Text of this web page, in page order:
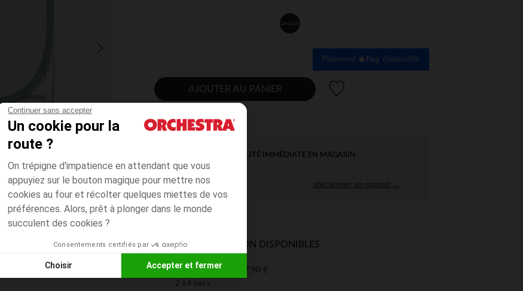
Continuer sans accepter
Un cookie pour la
route ?
On trépigne d'impatience en attendant que vous
appuyiez sur le bouton magique pour mettre nos
cookies au four et récolter quelques miettes de vos
préférences. Alors, prêt à plonger dans le monde
succulent des cookies ?
Consentements certifiés par
Choisir Accepter et fermer
Plateforme de Gestion du Consentement : Personnalisez vos Options
Unique
Paiement disponible
AJOUTER AU PANIER
DISPONIBILITÉ IMMÉDIATE EN MAGASIN
sélectionner un magasin →
MODES DE LIVRAISON DISPONIBLES
Mon domicile 7,90 €
2 à 4 jours